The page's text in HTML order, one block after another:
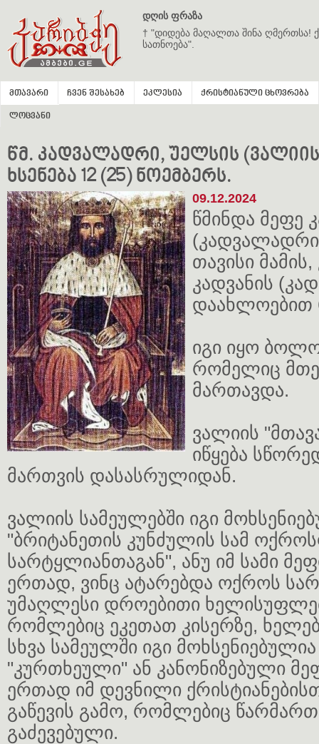
დღის ფრაზა
† "დიდება მაღალთა შინა ღმერთსა!
სათნოება".
მთავარი ჩვენ შესახებ ეკლესია ქრისტიანული ცხოვრება
ლოცვანი
წმ. კადვალადრი, უელსის
ხსენება 12 (25) ნოემბერს.
09.12.2024
წმინდა მეფე
თავისი
კადვანის
დაახლოებით
იგი იყო
რომელიც
მართავდა.
ვალიის
იწყება
მართვის დასასრულიდან.
ვალიის სამეულებში იგი
"ბრიტანეთის კუნძულის სამ
სარტყლიანთაგან", ანუ იმ სამი
ერთად, ვინც ატარებდა ოქროს
უმაღლესი დროებითი
რომლებიც ეკეთათ კისერზე,
სხვა სამეულში იგი
"კურთხეული" ან კანონიზებული
ერთად იმ დევნილი
გაწევის გამო, რომლებიც
გაძევებული.